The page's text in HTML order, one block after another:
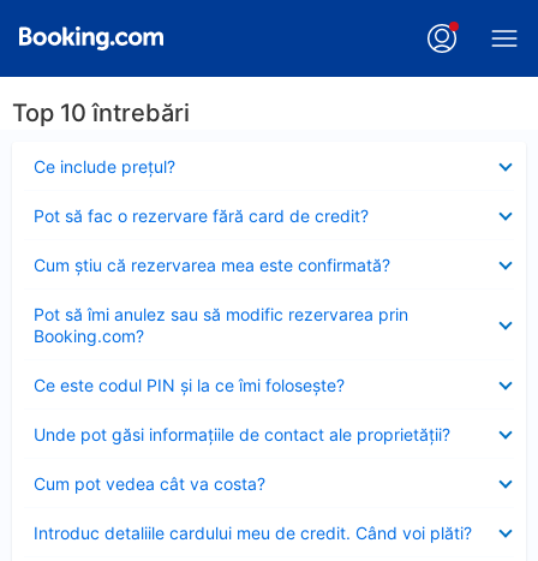
Top 10 întrebări
Ce include preţul?
închis
Pot să fac o rezervare fără card de credit?
închis
Cum ştiu că rezervarea mea este confirmată?
închis
Pot să îmi anulez sau să modific rezervarea prin
Booking.com?
închis
Ce este codul PIN şi la ce îmi foloseşte?
închis
Unde pot găsi informațiile de contact ale proprietății?
închis
Cum pot vedea cât va costa?
închis
Introduc detaliile cardului meu de credit. Când voi plăti?
închis